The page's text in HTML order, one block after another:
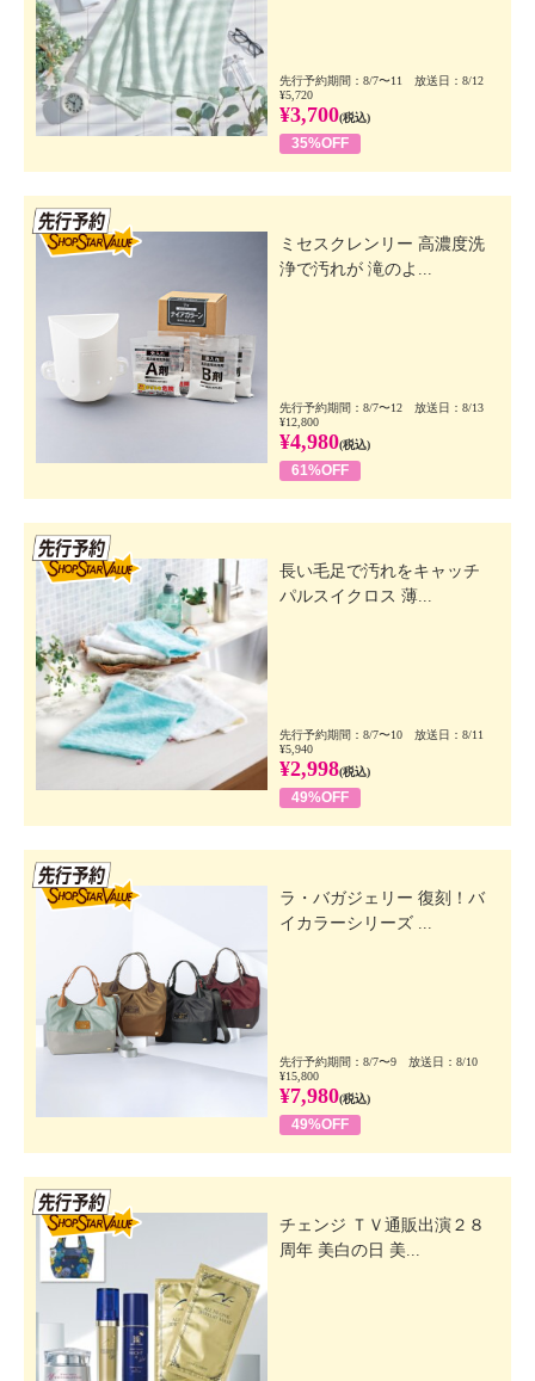
先行予約期間：8/7〜11 放送日：8/12
¥5,720
¥3,700(税込)
35%OFF
ミセスクレンリー 高濃度洗
浄で汚れが 滝のよ...
先行予約期間：8/7〜12 放送日：8/13
¥12,800
¥4,980(税込)
61%OFF
長い毛足で汚れをキャッチ
パルスイクロス 薄...
先行予約期間：8/7〜10 放送日：8/11
¥5,940
¥2,998(税込)
49%OFF
ラ・バガジェリー 復刻！バ
イカラーシリーズ ...
先行予約期間：8/7〜9 放送日：8/10
¥15,800
¥7,980(税込)
49%OFF
チェンジ ＴＶ通販出演２８
周年 美白の日 美...